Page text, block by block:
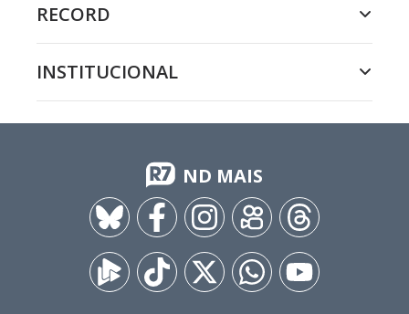
RECORD
INSTITUCIONAL
ND MAIS